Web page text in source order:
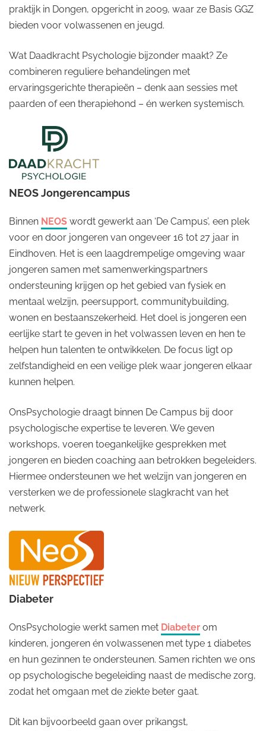
praktijk in Dongen, opgericht in 2009, waar ze Basis GGZ
bieden voor volwassenen en jeugd.
Wat Daadkracht Psychologie bijzonder maakt? Ze
combineren reguliere behandelingen met
ervaringsgerichte therapieën – denk aan sessies met
paarden of een therapiehond – én werken systemisch.
NEOS Jongerencampus
Binnen NEOS wordt gewerkt aan ‘De Campus’, een plek
voor en door jongeren van ongeveer 16 tot 27 jaar in
Eindhoven. Het is een laagdrempelige omgeving waar
jongeren samen met samenwerkingspartners
ondersteuning krijgen op het gebied van fysiek en
mentaal welzijn, peersupport, communitybuilding,
wonen en bestaanszekerheid. Het doel is jongeren een
eerlijke start te geven in het volwassen leven en hen te
helpen hun talenten te ontwikkelen. De focus ligt op
zelfstandigheid en een veilige plek waar jongeren elkaar
kunnen helpen.
OnsPsychologie draagt binnen De Campus bij door
psychologische expertise te leveren. We geven
workshops, voeren toegankelijke gesprekken met
jongeren en bieden coaching aan betrokken begeleiders.
Hiermee ondersteunen we het welzijn van jongeren en
versterken we de professionele slagkracht van het
netwerk.
Diabeter
OnsPsychologie werkt samen met Diabeter om
kinderen, jongeren én volwassenen met type 1 diabetes
en hun gezinnen te ondersteunen. Samen richten we ons
op psychologische begeleiding naast de medische zorg,
zodat het omgaan met de ziekte beter gaat.
Dit kan bijvoorbeeld gaan over prikangst,